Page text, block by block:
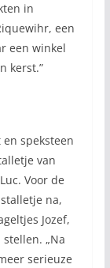
in
een
een winkel
kerst.”
speksteen
van
Voor de
na,
Jozef,
„Na
serieuze